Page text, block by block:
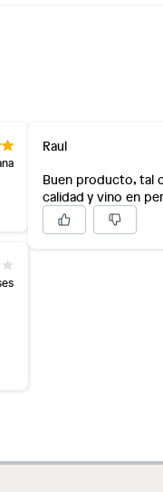
Raul
Buen producto, tal
calidad y vino en